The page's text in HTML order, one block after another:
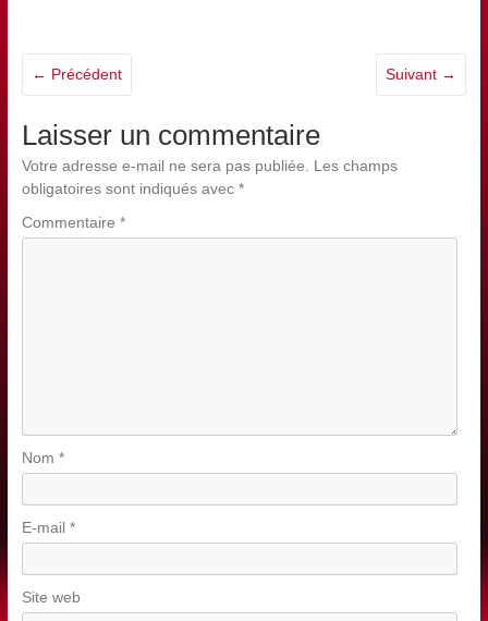
← Précédent Suivant →
Laisser un commentaire
Votre adresse e-mail ne sera pas publiée.
Les champs
obligatoires sont indiqués avec *
Commentaire *
Nom *
E-mail *
Site web